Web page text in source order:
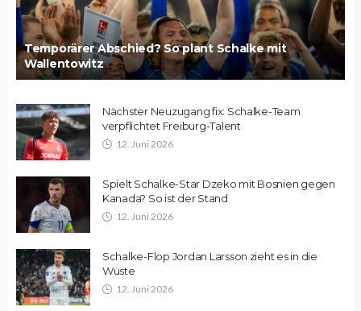
Temporärer Abschied? So plant Schalke mit
Wallentowitz
Nächster Neuzugang fix: Schalke-Team
verpflichtet Freiburg-Talent
12. Juni 2026
Spielt Schalke-Star Dzeko mit Bosnien gegen
Kanada? So ist der Stand
12. Juni 2026
Schalke-Flop Jordan Larsson zieht es in die
Wüste
12. Juni 2026